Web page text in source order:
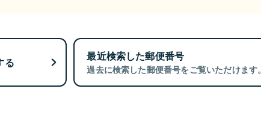
る 最近検索した郵便番号
過去に検索した郵便番号をご覧いただけます。